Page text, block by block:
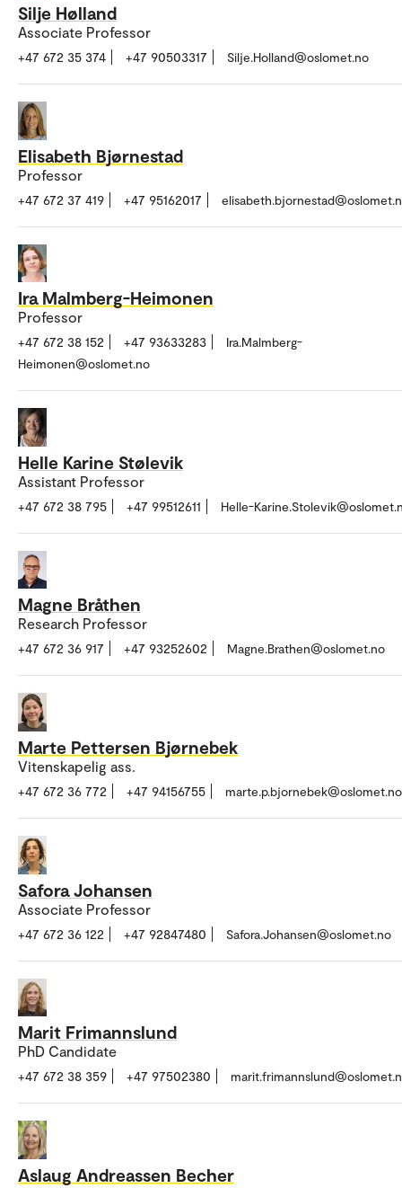
Silje Hølland
Associate Professor
+47 672 35 374 +47 90503317 Silje.Holland@oslomet.no
Elisabeth Bjørnestad
Professor
+47 672 37 419 +47 95162017
Ira Malmberg-Heimonen
Professor
+47 672 38 152 +47 93633283
Ira.Malmberg-
Heimonen@oslomet.no
Helle Karine Stølevik
Assistant Professor
+47 672 38 795 +47 99512611 Helle-
Magne Bråthen
Research Professor
+47 672 36 917 +47 93252602 Magne.Brathen@oslomet.no
Marte Pettersen Bjørnebek
Vitenskapelig ass.
+47 672 36 772 +47 94156755 marte.p.bjornebek@oslomet.no
Safora Johansen
Associate Professor
+47 672 36 122 +47 92847480 Safora.Johansen@oslomet.no
Marit Frimannslund
PhD Candidate
+47 672 38 359 +47 97502380
Aslaug Andreassen Becher